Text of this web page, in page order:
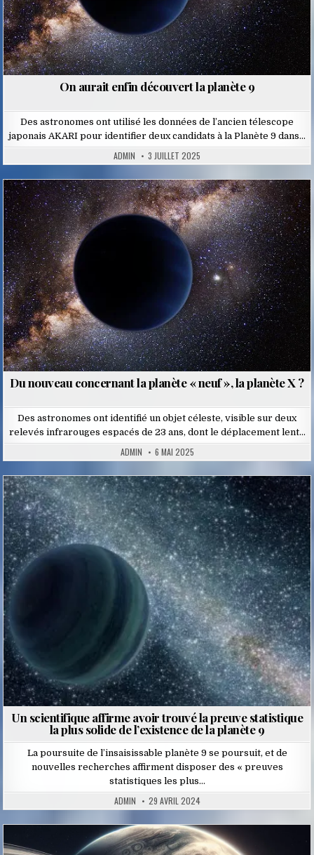
On aurait enfin découvert la planète 9
Des astronomes ont utilisé les données de l’ancien télescope
japonais AKARI pour identifier deux candidats à la Planète 9 dans…
ADMIN 3 JUILLET 2025
Posted
Du nouveau concernant la planète « neuf », la planète X ?
Des astronomes ont identifié un objet céleste, visible sur deux
relevés infrarouges espacés de 23 ans, dont le déplacement lent…
ADMIN 6 MAI 2025
Posted
in
Un scientifique affirme avoir trouvé la preuve statistique
la plus solide de l’existence de la planète 9
La poursuite de l’insaisissable planète 9 se poursuit, et de
nouvelles recherches affirment disposer des « preuves
statistiques les plus…
ADMIN 29 AVRIL 2024